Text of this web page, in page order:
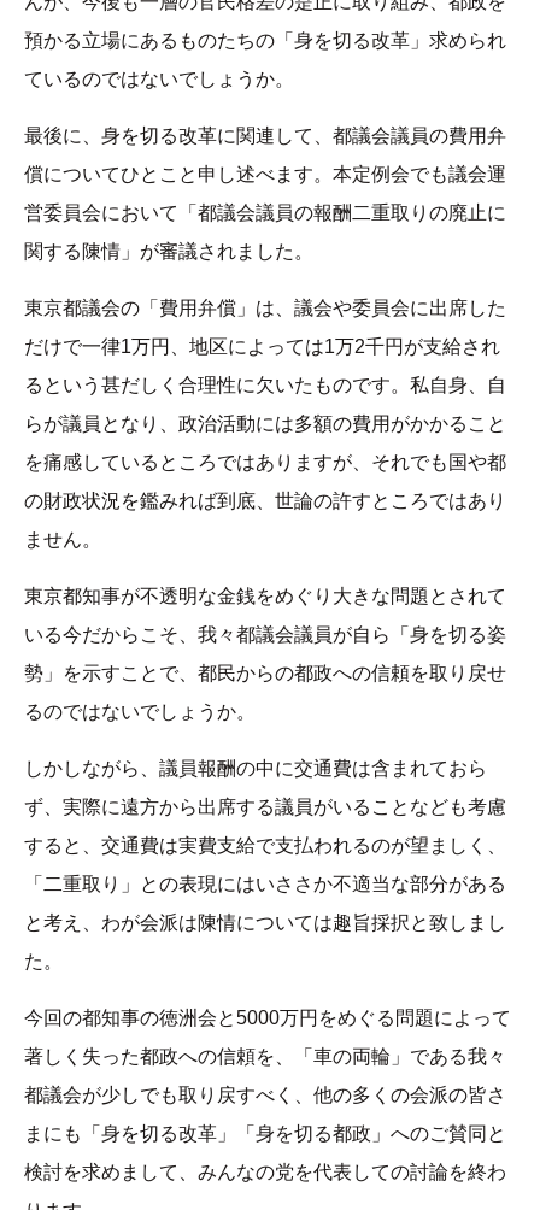
預かる立場にあるものたちの「身を切る改革」求められ
ているのではないでしょうか。
最後に、身を切る改革に関連して、都議会議員の費用弁
償についてひとこと申し述べます。本定例会でも議会運
営委員会において「都議会議員の報酬二重取りの廃止に
関する陳情」が審議されました。
東京都議会の「費用弁償」は、議会や委員会に出席した
だけで一律1万円、地区によっては1万2千円が支給され
るという甚だしく合理性に欠いたものです。私自身、自
らが議員となり、政治活動には多額の費用がかかること
を痛感しているところではありますが、それでも国や都
の財政状況を鑑みれば到底、世論の許すところではあり
ません。
東京都知事が不透明な金銭をめぐり大きな問題とされて
いる今だからこそ、我々都議会議員が自ら「身を切る姿
勢」を示すことで、都民からの都政への信頼を取り戻せ
るのではないでしょうか。
しかしながら、議員報酬の中に交通費は含まれておら
ず、実際に遠方から出席する議員がいることなども考慮
すると、交通費は実費支給で支払われるのが望ましく、
「二重取り」との表現にはいささか不適当な部分がある
と考え、わが会派は陳情については趣旨採択と致しまし
た。
今回の都知事の徳洲会と5000万円をめぐる問題によって
著しく失った都政への信頼を、「車の両輪」である我々
都議会が少しでも取り戻すべく、他の多くの会派の皆さ
まにも「身を切る改革」「身を切る都政」へのご賛同と
検討を求めまして、みんなの党を代表しての討論を終わ